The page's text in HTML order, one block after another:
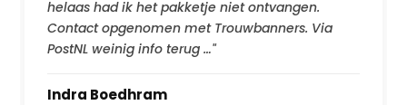
helaas had ik het pakketje niet ontvangen.
Contact opgenomen met Trouwbanners. Via
PostNL weinig info terug …"
Indra Boedhram